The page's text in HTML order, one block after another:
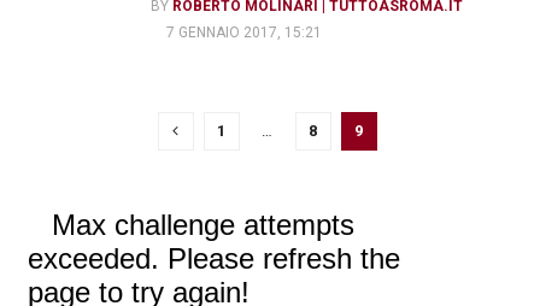
BY ROBERTO MOLINARI | TUTTOASROMA.IT
7 GENNAIO 2017, 15:21
1 … 8 9